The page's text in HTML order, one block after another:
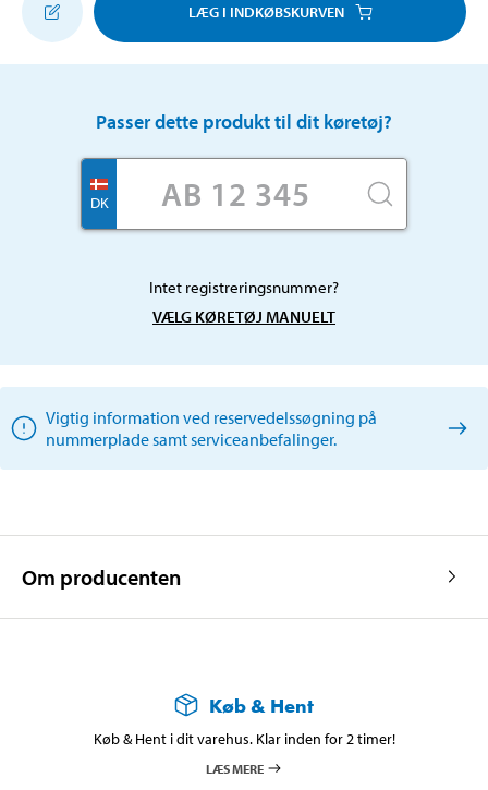
LÆG I INDKØBSKURVEN
Passer dette produkt til dit køretøj?
DK
Intet registreringsnummer?
VÆLG KØRETØJ MANUELT
Vigtig information ved reservedelssøgning på
nummerplade samt serviceanbefalinger.
Om producenten
Køb & Hent
Køb & Hent i dit varehus. Klar inden for 2 timer!
LÆS MERE